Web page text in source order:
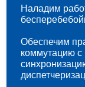
Наладим
Обеспечим
коммутацию